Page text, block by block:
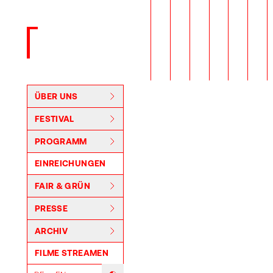
Zurück zur Startseite
ÜBER UNS
FESTIVAL
PROGRAMM
EINREICHUNGEN
FAIR & GRÜN
PRESSE
ARCHIV
FILME STREAMEN